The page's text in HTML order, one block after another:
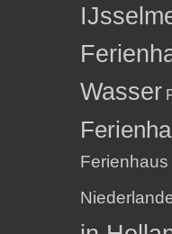
Wasser
Ferienhaus